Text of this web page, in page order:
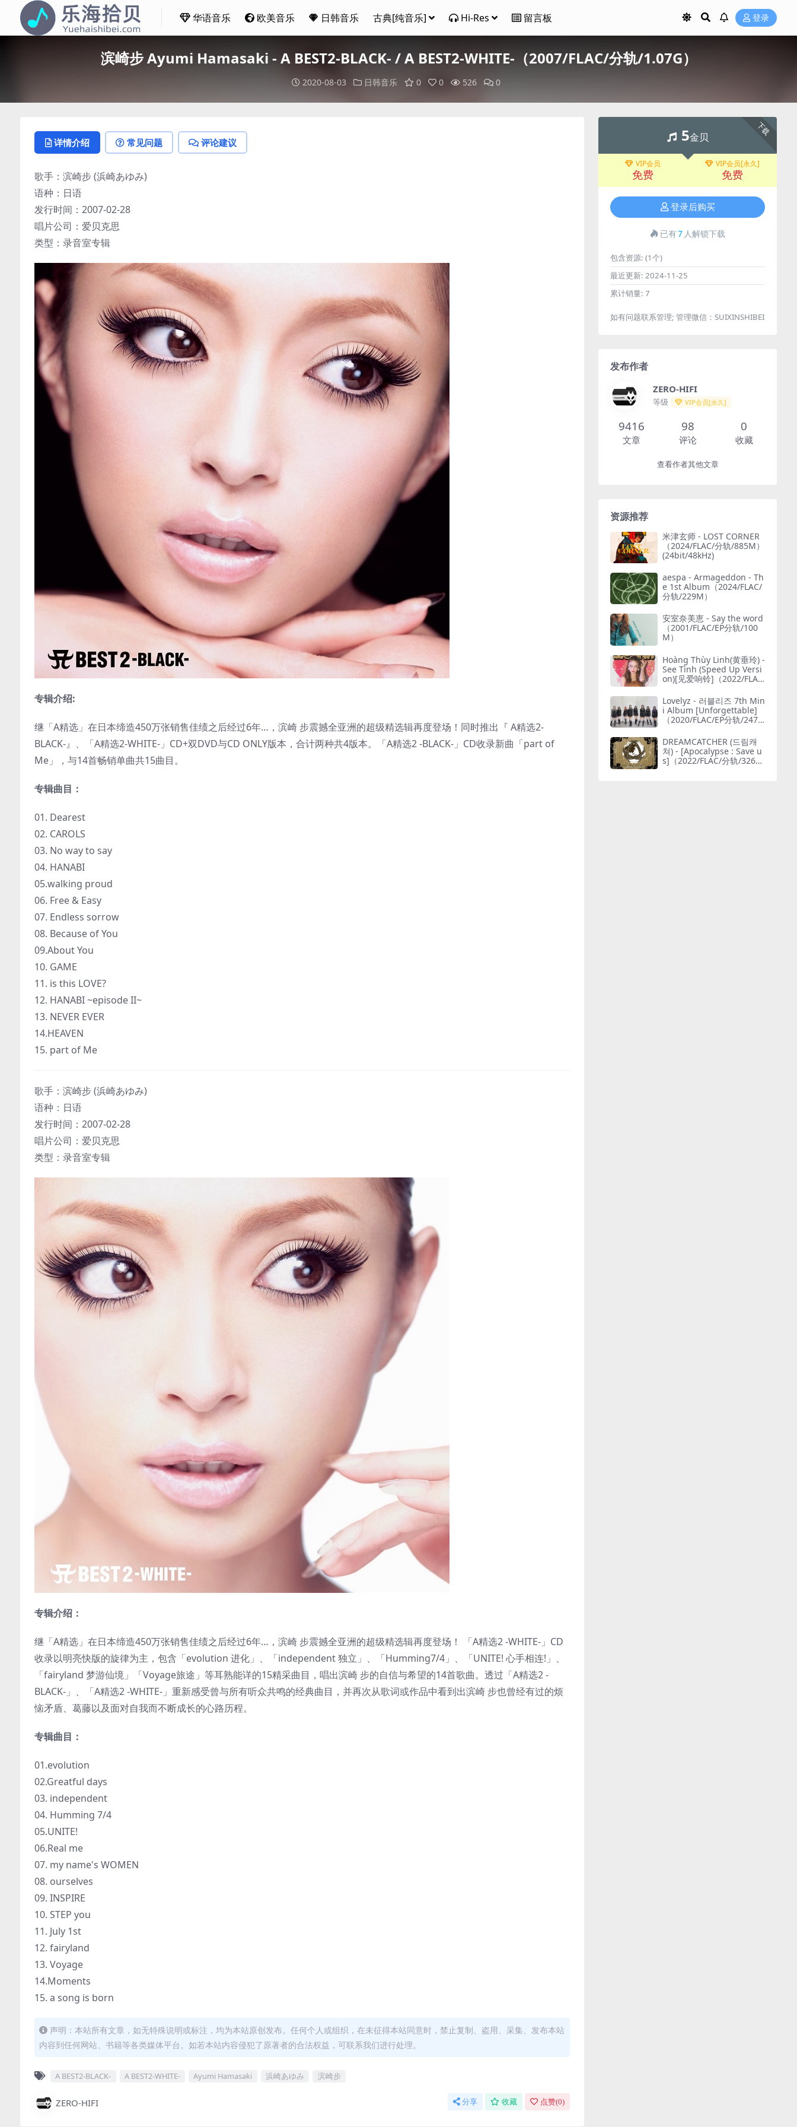
华语音乐 欧美音乐 日韩音乐 古典[纯音乐] Hi-Res 留言板 登录
滨崎步 Ayumi Hamasaki - A BEST2-BLACK- / A BEST2-WHITE-（2007/FLAC/分轨/1.07G）
2020-08-03 日韩音乐 0 0 526 0
详情介绍 常见问题 评论建议
歌手：滨崎步 (浜崎あゆみ)
语种：日语
发行时间：2007-02-28
唱片公司：爱贝克思
类型：录音室专辑
专辑介绍:
继「A精选」在日本缔造450万张销售佳绩之后经过6年…，滨崎 步震撼全亚洲的超级精选辑再度登场！同时推出『 A精选2-
BLACK-』、「A精选2-WHITE-」CD+双DVD与CD ONLY版本，合计两种共4版本。「A精选2 -BLACK-」CD收录新曲「part of
Me」，与14首畅销单曲共15曲目。
专辑曲目：
01. Dearest
02. CAROLS
03. No way to say
04. HANABI
05.walking proud
06. Free & Easy
07. Endless sorrow
08. Because of You
09.About You
10. GAME
11. is this LOVE?
12. HANABI ~episode II~
13. NEVER EVER
14.HEAVEN
15. part of Me
歌手：滨崎步 (浜崎あゆみ)
语种：日语
发行时间：2007-02-28
唱片公司：爱贝克思
类型：录音室专辑
专辑介绍：
继「A精选」在日本缔造450万张销售佳绩之后经过6年…，滨崎 步震撼全亚洲的超级精选辑再度登场！ 「A精选2 -WHITE-」CD
收录以明亮快版的旋律为主，包含「evolution 进化」、「independent 独立」、「Humming7/4」、「UNITE! 心手相连!」、
「fairyland 梦游仙境」「Voyage旅途」等耳熟能详的15精采曲目，唱出滨崎 步的自信与希望的14首歌曲。透过「A精选2 -
BLACK-」、「A精选2 -WHITE-」重新感受曾与所有听众共鸣的经典曲目，并再次从歌词或作品中看到出滨崎 步也曾经有过的烦
恼矛盾、葛藤以及面对自我而不断成长的心路历程。
专辑曲目：
01.evolution
02.Greatful days
03. independent
04. Humming 7/4
05.UNITE!
06.Real me
07. my name's WOMEN
08. ourselves
09. INSPIRE
10. STEP you
11. July 1st
12. fairyland
13. Voyage
14.Moments
15. a song is born
声明：本站所有文章，如无特殊说明或标注，均为本站原创发布。任何个人或组织，在未征得本站同意时，禁止复制、盗用、采集、发布本站
内容到任何网站、书籍等各类媒体平台。如若本站内容侵犯了原著者的合法权益，可联系我们进行处理。
A BEST2-BLACK- A BEST2-WHITE- Ayumi Hamasaki 浜崎あゆみ 滨崎步
ZERO-HIFI 分享 收藏 点赞(0)
下载
5金贝
VIP会员
免费
VIP会员[永久]
免费
登录后购买
已有7 人解锁下载
包含资源: (1个)
最近更新: 2024-11-25
累计销量: 7
如有问题联系管理; 管理微信：SUIXINSHIBEI
发布作者
ZERO-HIFI
等级 VIP会员[永久]
9416
文章
98
评论
0
收藏
查看作者其他文章
资源推荐
米津玄师 - LOST CORNER
（2024/FLAC/分轨/885M）
(24bit/48kHz)
aespa - Armageddon - Th
e 1st Album（2024/FLAC/
分轨/229M）
安室奈美恵 - Say the word
（2001/FLAC/EP分轨/100
M）
Hoàng Thùy Linh(黄垂玲) -
See Tình (Speed Up Versi
on)[见爱响铃]（2022/FLA
A/24bit/48kHz)
Lovelyz - 러블리즈 7th Min
i Album [Unforgettable]
（2020/FLAC/EP分轨/247
DREAMCATCHER (드림캐
쳐) - [Apocalypse : Save u
s]（2022/FLAC/分轨/326